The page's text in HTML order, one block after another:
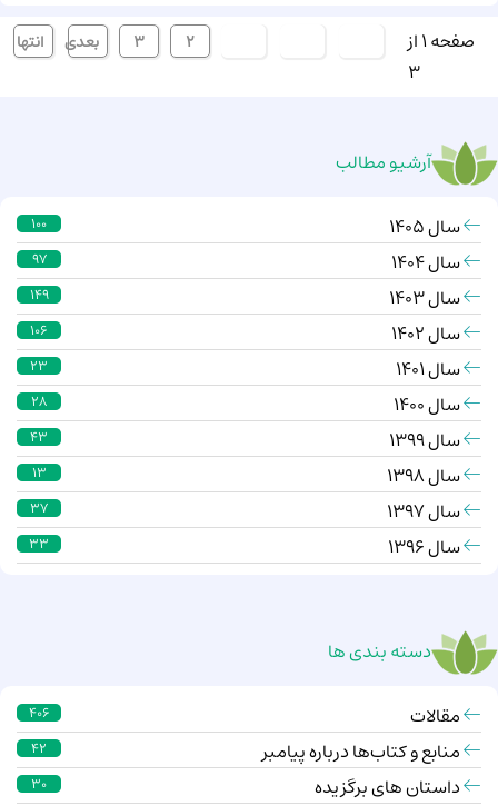
صفحه 1 از
3
2
3 بعدی انتها
آرشیو مطالب
سال 1405 100
سال 1404 97
سال 1403 149
سال 1402 106
سال 1401 23
سال 1400 28
سال 1399 43
سال 1398 13
سال 1397 37
سال 1396 33
دسته بندی ها
مقالات 406
منابع و کتاب‌ها درباره پیامبر 42
داستان های برگزیده 30